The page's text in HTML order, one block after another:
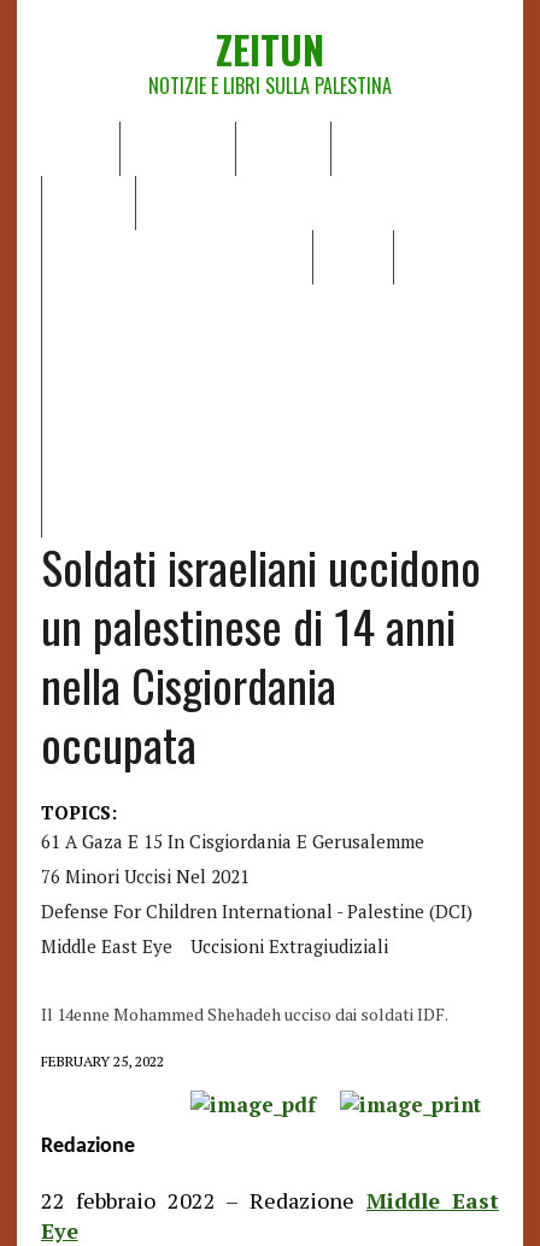
ZEITUN
NOTIZIE E LIBRI SULLA PALESTINA
Soldati israeliani uccidono
un palestinese di 14 anni
nella Cisgiordania
occupata
TOPICS:
61 A Gaza E 15 In Cisgiordania E Gerusalemme
76 Minori Uccisi Nel 2021
Defense For Children International - Palestine (DCI)
Middle East Eye
Uccisioni Extragiudiziali
Il 14enne Mohammed Shehadeh ucciso dai soldati IDF.
FEBRUARY 25, 2022
Redazione
22 febbraio 2022 – Redazione Middle East
Eye